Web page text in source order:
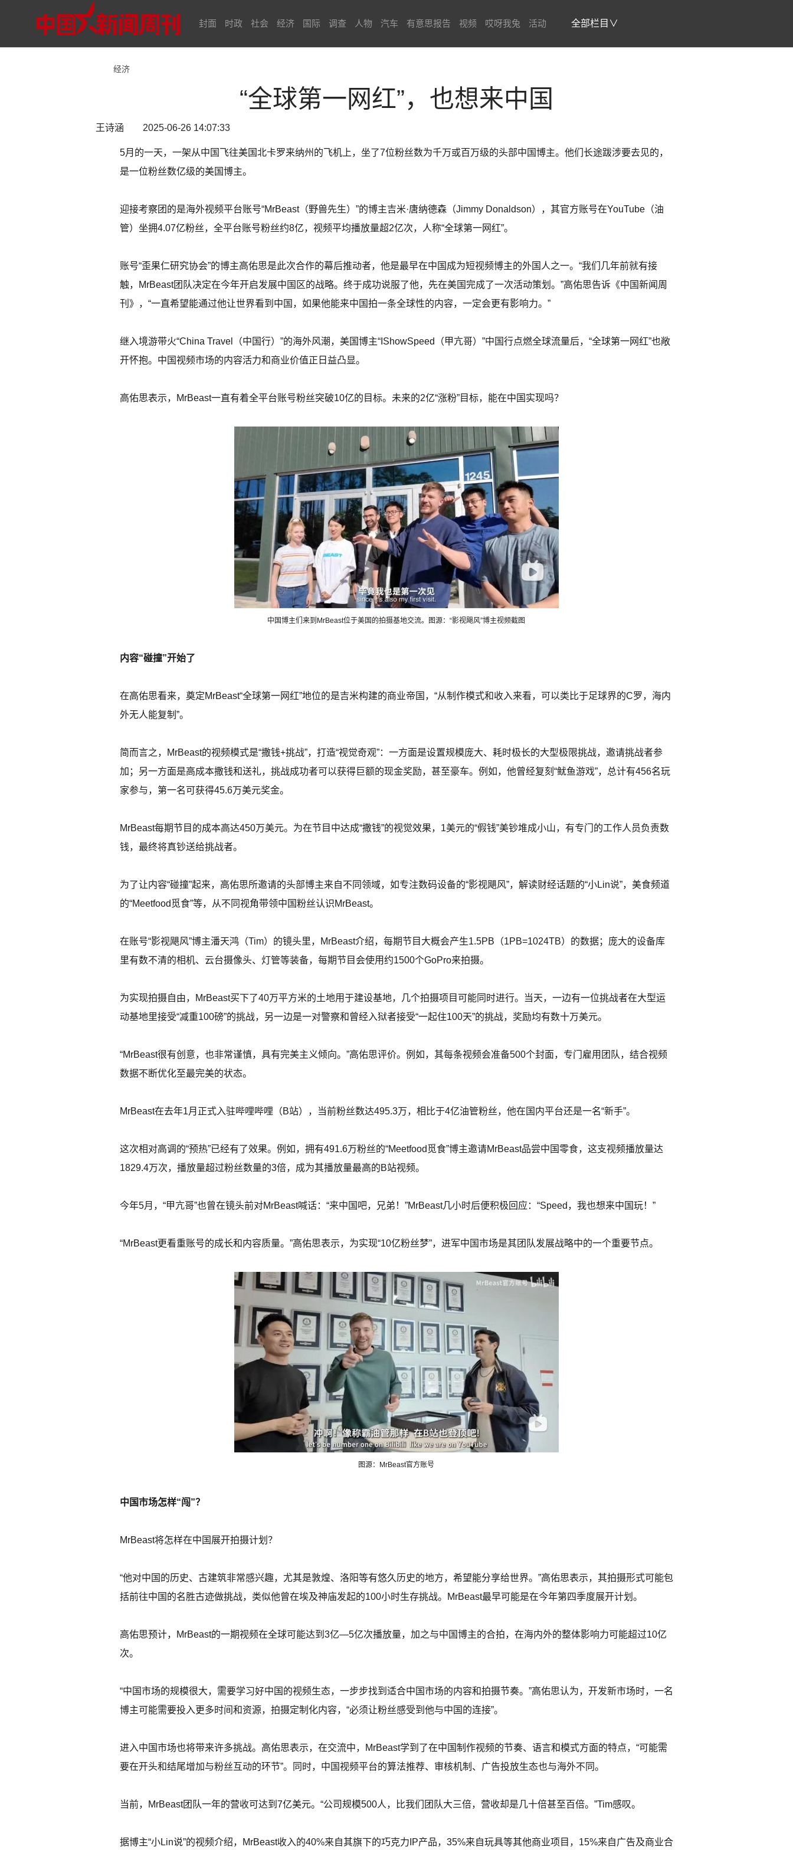
封面 时政 社会 经济 国际 调查 人物 汽车 有意思报告 视频 哎呀我兔 活动 全部栏目∨
经济
“全球第一网红”，也想来中国
王诗涵 2025-06-26 14:07:33
5月的一天，一架从中国飞往美国北卡罗来纳州的飞机上，坐了7位粉丝数为千万或百万级的头部中国博主。他们长途跋涉要去见的，
是一位粉丝数亿级的美国博主。
迎接考察团的是海外视频平台账号“MrBeast（野兽先生）”的博主吉米·唐纳德森（Jimmy Donaldson），其官方账号在YouTube（油
管）坐拥4.07亿粉丝，全平台账号粉丝约8亿，视频平均播放量超2亿次，人称“全球第一网红”。
账号“歪果仁研究协会”的博主高佑思是此次合作的幕后推动者，他是最早在中国成为短视频博主的外国人之一。“我们几年前就有接
触，MrBeast团队决定在今年开启发展中国区的战略。终于成功说服了他，先在美国完成了一次活动策划。”高佑思告诉《中国新闻周
刊》，“一直希望能通过他让世界看到中国，如果他能来中国拍一条全球性的内容，一定会更有影响力。”
继入境游带火“China Travel（中国行）”的海外风潮，美国博主“IShowSpeed（甲亢哥）”中国行点燃全球流量后，“全球第一网红”也敞
开怀抱。中国视频市场的内容活力和商业价值正日益凸显。
高佑思表示，MrBeast一直有着全平台账号粉丝突破10亿的目标。未来的2亿“涨粉”目标，能在中国实现吗？
中国博主们来到MrBeast位于美国的拍摄基地交流。图源：“影视飓风”博主视频截图
内容“碰撞”开始了
在高佑思看来，奠定MrBeast“全球第一网红”地位的是吉米构建的商业帝国，“从制作模式和收入来看，可以类比于足球界的C罗，海内
外无人能复制”。
简而言之，MrBeast的视频模式是“撒钱+挑战”，打造“视觉奇观”：一方面是设置规模庞大、耗时极长的大型极限挑战，邀请挑战者参
加；另一方面是高成本撒钱和送礼，挑战成功者可以获得巨额的现金奖励，甚至豪车。例如，他曾经复刻“鱿鱼游戏”，总计有456名玩
家参与，第一名可获得45.6万美元奖金。
MrBeast每期节目的成本高达450万美元。为在节目中达成“撒钱”的视觉效果，1美元的“假钱”美钞堆成小山，有专门的工作人员负责数
钱，最终将真钞送给挑战者。
为了让内容“碰撞”起来，高佑思所邀请的头部博主来自不同领域，如专注数码设备的“影视飓风”，解读财经话题的“小Lin说”，美食频道
的“Meetfood觅食”等，从不同视角带领中国粉丝认识MrBeast。
在账号“影视飓风”博主潘天鸿（Tim）的镜头里，MrBeast介绍，每期节目大概会产生1.5PB（1PB=1024TB）的数据；庞大的设备库
里有数不清的相机、云台摄像头、灯管等装备，每期节目会使用约1500个GoPro来拍摄。
为实现拍摄自由，MrBeast买下了40万平方米的土地用于建设基地，几个拍摄项目可能同时进行。当天，一边有一位挑战者在大型运
动基地里接受“减重100磅”的挑战，另一边是一对警察和曾经入狱者接受“一起住100天”的挑战，奖励均有数十万美元。
“MrBeast很有创意，也非常谨慎，具有完美主义倾向。”高佑思评价。例如，其每条视频会准备500个封面，专门雇用团队，结合视频
数据不断优化至最完美的状态。
MrBeast在去年1月正式入驻哔哩哔哩（B站），当前粉丝数达495.3万，相比于4亿油管粉丝，他在国内平台还是一名“新手”。
这次相对高调的“预热”已经有了效果。例如，拥有491.6万粉丝的“Meetfood觅食”博主邀请MrBeast品尝中国零食，这支视频播放量达
1829.4万次，播放量超过粉丝数量的3倍，成为其播放量最高的B站视频。
今年5月，“甲亢哥”也曾在镜头前对MrBeast喊话：“来中国吧，兄弟！”MrBeast几小时后便积极回应：“Speed，我也想来中国玩！”
“MrBeast更看重账号的成长和内容质量。”高佑思表示，为实现“10亿粉丝梦”，进军中国市场是其团队发展战略中的一个重要节点。
图源：MrBeast官方账号
中国市场怎样“闯”？
MrBeast将怎样在中国展开拍摄计划？
“他对中国的历史、古建筑非常感兴趣，尤其是敦煌、洛阳等有悠久历史的地方，希望能分享给世界。”高佑思表示，其拍摄形式可能包
括前往中国的名胜古迹做挑战，类似他曾在埃及神庙发起的100小时生存挑战。MrBeast最早可能是在今年第四季度展开计划。
高佑思预计，MrBeast的一期视频在全球可能达到3亿—5亿次播放量，加之与中国博主的合拍，在海内外的整体影响力可能超过10亿
次。
“中国市场的规模很大，需要学习好中国的视频生态，一步步找到适合中国市场的内容和拍摄节奏。”高佑思认为，开发新市场时，一名
博主可能需要投入更多时间和资源，拍摄定制化内容，“必须让粉丝感受到他与中国的连接”。
进入中国市场也将带来许多挑战。高佑思表示，在交流中，MrBeast学到了在中国制作视频的节奏、语言和模式方面的特点，“可能需
要在开头和结尾增加与粉丝互动的环节”。同时，中国视频平台的算法推荐、审核机制、广告投放生态也与海外不同。
当前，MrBeast团队一年的营收可达到7亿美元。“公司规模500人，比我们团队大三倍，营收却是几十倍甚至百倍。”Tim感叹。
据博主“小Lin说”的视频介绍，MrBeast收入的40%来自其旗下的巧克力IP产品，35%来自玩具等其他商业项目，15%来自广告及商业合